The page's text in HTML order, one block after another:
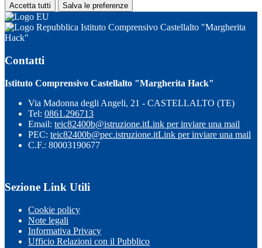
Accetta tutti Salva le preferenze
Istituto Comprensivo Castellalto "Margherita
Hack"
Contatti
Istituto Comprensivo Castellalto "Margherita Hack"
Via Madonna degli Angeli, 21 - CASTELLALTO (TE)
Tel: 0861.296713
Email: teic82400b@istruzione.itLink per inviare una mail
PEC: teic82400b@pec.istruzione.itLink per inviare una mail
C.F.: 80003190677
Sezione Link Utili
Cookie policy
Note legali
Informativa Privacy
Ufficio Relazioni con il Pubblico